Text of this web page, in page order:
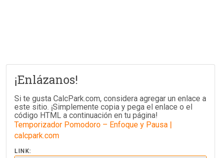
¡Enlázanos!
Si te gusta CalcPark.com, considera agregar un enlace a
este sitio. ¡Simplemente copia y pega el enlace o el
código HTML a continuación en tu página!
Temporizador Pomodoro – Enfoque y Pausa |
calcpark.com
LINK: